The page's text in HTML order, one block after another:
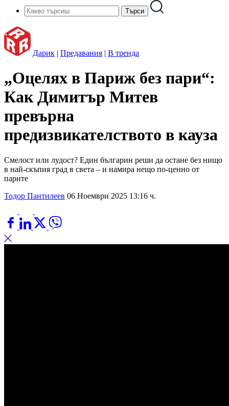
Дарик | Предавания | В тренда
„Оцелях в Париж без пари“:
Как Димитър Митев
превърна
предизвикателството в кауза
Смелост или лудост? Един българин реши да остане без нищо
в най-скъпия град в света – и намира нещо по-ценно от
парите
Тодор Пантилеев 06 Ноември 2025 13:16 ч.